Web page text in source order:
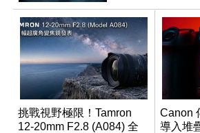
挑戰視野極限！Tamron
12-20mm F2.8 (A084) 全
Canon
導入堆